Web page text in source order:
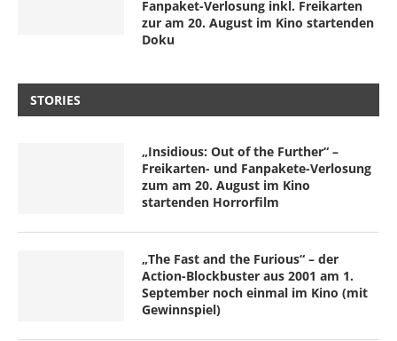
Fanpaket-Verlosung inkl. Freikarten
zur am 20. August im Kino startenden
Doku
STORIES
„Insidious: Out of the Further“ –
Freikarten- und Fanpakete-Verlosung
zum am 20. August im Kino
startenden Horrorfilm
„The Fast and the Furious“ – der
Action-Blockbuster aus 2001 am 1.
September noch einmal im Kino (mit
Gewinnspiel)